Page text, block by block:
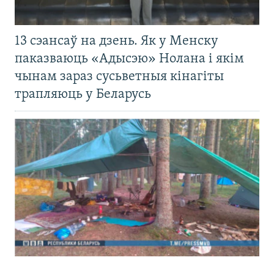
13 сэансаў на дзень. Як у Менску
паказваюць «Адысэю» Нолана і якім
чынам зараз сусьветныя кінагіты
трапляюць у Беларусь